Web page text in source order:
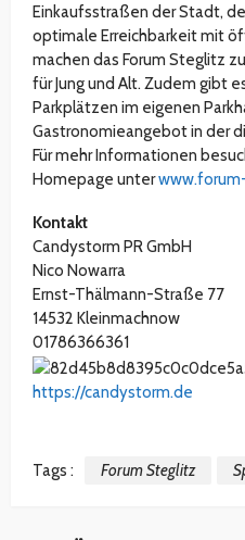
Einkaufsstraßen der Stadt,
optimale Erreichbarkeit mit
machen das Forum Steglitz
für Jung und Alt. Zudem gibt
Parkplätzen im eigenen
Gastronomieangebot in der
Für mehr Informationen
Homepage unter
Kontakt
Candystorm PR GmbH
Nico Nowarra
Ernst-Thälmann-Straße 77
14532 Kleinmachnow
01786366361
https://candystorm.de
Tags : Forum Steglitz